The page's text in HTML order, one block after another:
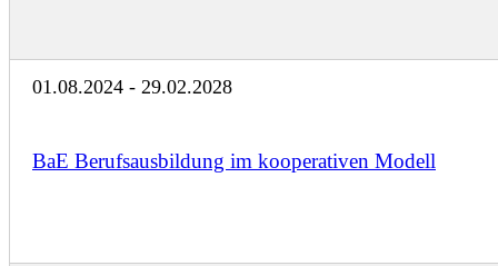
01.08.2024 - 29.02.2028
BaE Berufsausbildung im kooperativen Modell